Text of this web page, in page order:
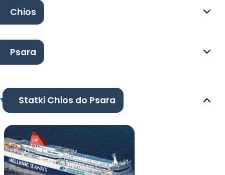
Chios
Psara
Statki Chios do Psara